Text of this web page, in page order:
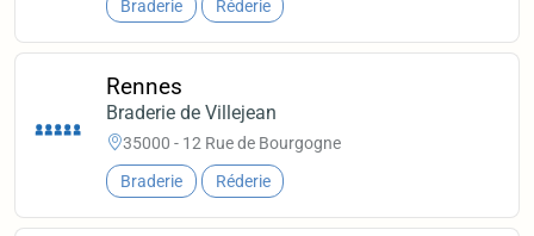
Braderie Réderie
Rennes
Braderie de Villejean
35000 - 12 Rue de Bourgogne
Braderie Réderie